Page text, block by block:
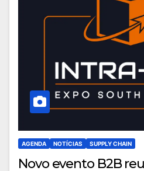
AGENDA NOTÍCIAS SUPPLY CHAIN
Novo evento B2B